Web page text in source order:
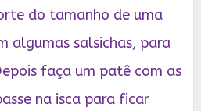
do tamanho de uma
algumas salsichas, para
faça um patê com as
na isca para ficar